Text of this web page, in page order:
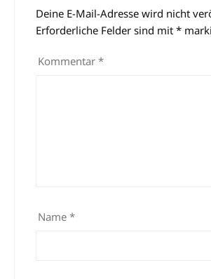
Deine E-Mail-Adresse wird nicht
Erforderliche Felder sind mit *
Kommentar *
Name *
Alternative: